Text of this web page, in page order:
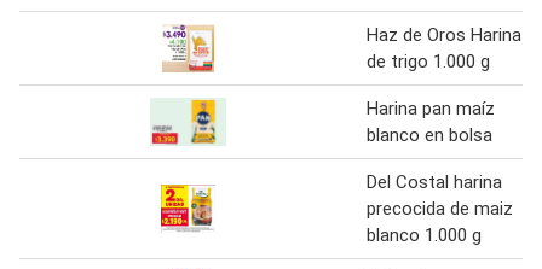
Haz de Oros Harina
de trigo 1.000 g
Harina pan maíz
blanco en bolsa
Del Costal harina
precocida de maiz
blanco 1.000 g